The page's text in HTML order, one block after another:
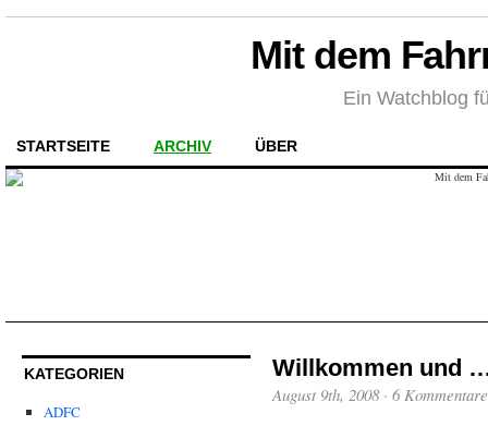
Mit dem
Ein Watchblog
STARTSEITE ARCHIV ÜBER
KATEGORIEN
ADFC
Willkommen und
August 9th, 2008· 6 Kommentare